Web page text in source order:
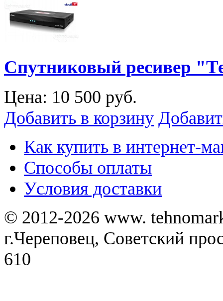
Спутниковый ресивер
Цена: 10 500 руб.
Добавить в корзину
Как купить в интернет-
Способы оплаты
Уcловия доставки
© 2012-2026 www.
г.Череповец, Советский
610